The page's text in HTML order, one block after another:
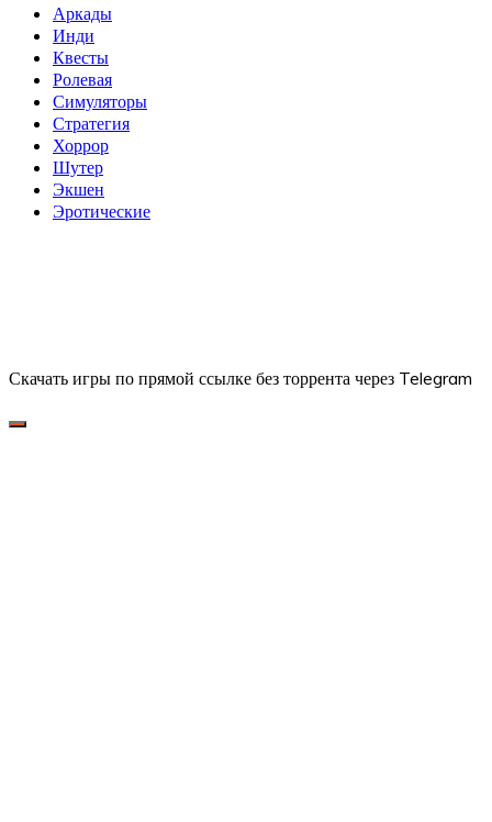
Аркады
Инди
Квесты
Ролевая
Симуляторы
Стратегия
Хоррор
Шутер
Экшен
Эротические
Скачать игры по прямой ссылке без торрента через Telegram